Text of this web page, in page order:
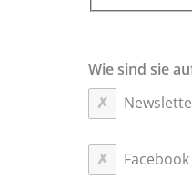
Wie sind sie
Facebook